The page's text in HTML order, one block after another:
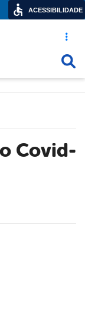
Acesso
ACESSIBILIDADE